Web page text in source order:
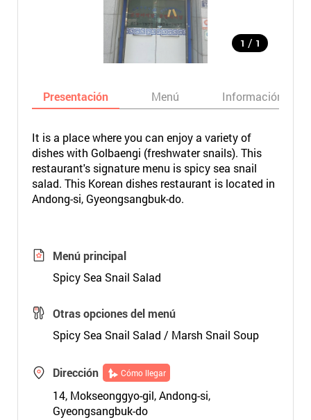
1 / 1
Presentación Menú Información
It is a place where you can enjoy a variety of
dishes with Golbaengi (freshwater snails). This
restaurant's signature menu is spicy sea snail
salad. This Korean dishes restaurant is located in
Andong-si, Gyeongsangbuk-do.
Menú principal
Spicy Sea Snail Salad
Otras opciones del menú
Spicy Sea Snail Salad / Marsh Snail Soup
Dirección Cómo llegar
14, Mokseonggyo-gil, Andong-si,
Gyeongsangbuk-do